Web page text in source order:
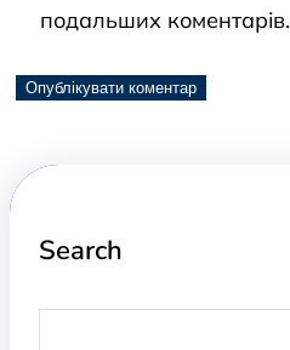
подальших коментарів.
Search